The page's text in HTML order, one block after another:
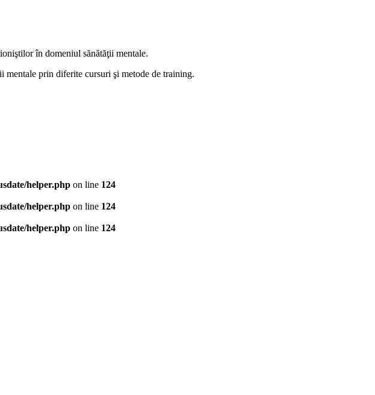
în domeniul sănătăţii mentale.
mentale prin diferite cursuri şi metode de training.
helper.php on line 124
helper.php on line 124
helper.php on line 124